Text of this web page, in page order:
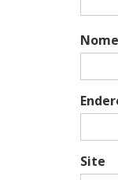
Site